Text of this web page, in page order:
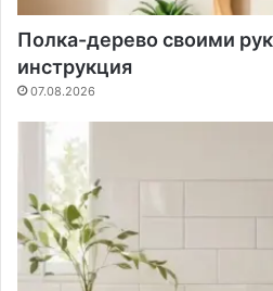
Полка-дерево своими
инструкция
07.08.2026